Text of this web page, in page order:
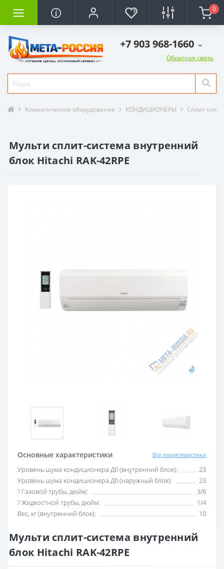
0
+7 903 968-1660
Обратная связь
Климатическое оборудование КОНДИЦИОНЕРЫ Сплит-
Мульти сплит-система внутренний
блок Hitachi RAK-42RPE
Основные характеристики Все характеристики
Уровень шума кондиционера Дб (внутренний блок):
23
Уровень шума кондиционера Дб (наружный блок):
23
? Газовой трубы, дюйм:
3/8
? Жидкостной трубы, дюйм:
1/4
Вес, кг (внутренний блок):
10
Мульти сплит-система внутренний
блок Hitachi RAK-42RPE